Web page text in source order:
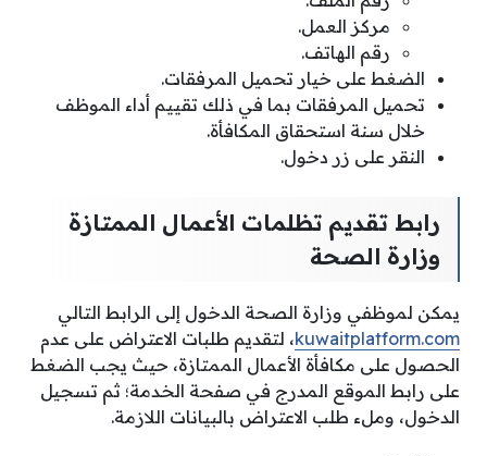
مركز العمل.
رقم الهاتف.
الضغط على خيار تحميل المرفقات.
تحميل المرفقات بما في ذلك تقييم أداء الموظف
خلال سنة استحقاق المكافأة.
النقر على زر دخول.
رابط تقديم تظلمات الأعمال الممتازة
وزارة الصحة
يمكن لموظفي وزارة الصحة الدخول إلى الرابط التالي
kuwaitplatform.com، لتقديم طلبات الاعتراض على عدم
الحصول على مكافأة الأعمال الممتازة، حيث يجب الضغط
على رابط الموقع المدرج في صفحة الخدمة؛ ثم تسجيل
الدخول، وملء طلب الاعتراض بالبيانات اللازمة.